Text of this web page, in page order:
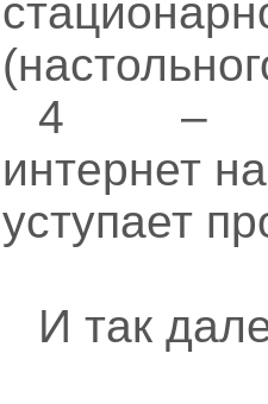
4 –
интернет
уступает
И так